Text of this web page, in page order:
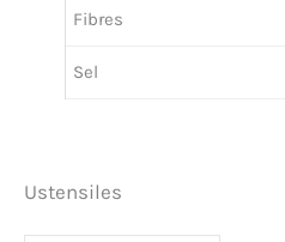
Fibres
Sel
Ustensiles